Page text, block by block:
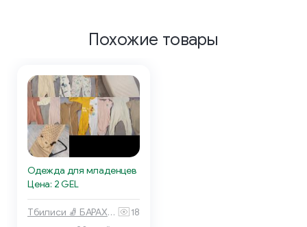
Похожие товары
Одежда для младенцев
Цена: 2 GEL
Тбилиси 🧦 БАРАХОЛКА
18